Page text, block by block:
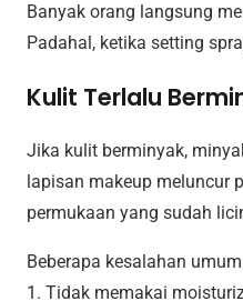
Banyak orang langsung
Padahal, ketika setting
Kulit Terlalu
Jika kulit berminyak,
lapisan makeup meluncur
permukaan yang sudah
Beberapa kesalahan umum
1. Tidak memakai